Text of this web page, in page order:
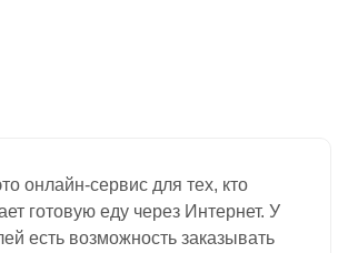
онлайн-сервис для тех, кто
готовую еду через Интернет. У
есть возможность заказывать